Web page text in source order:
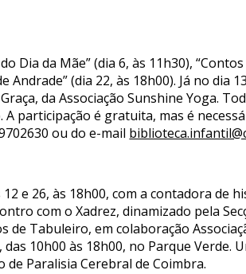
da Mãe” (dia 6, às 11h30),
Andrade” (dia 22, às 18h00). Já no dia
da Associação Sunshine Yoga.
participação é gratuita, mas é
ou do e-mail
e 26, às 18h00, com a contadora de
com o Xadrez, dinamizado pela
de Tabuleiro, em colaboração
10h00 às 18h00, no Parque Verde.
de Paralisia Cerebral de Coimbra.